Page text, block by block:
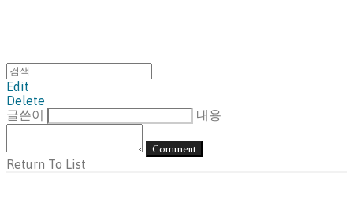
Edit
Delete
글쓴이
내용
Comment
Return To List